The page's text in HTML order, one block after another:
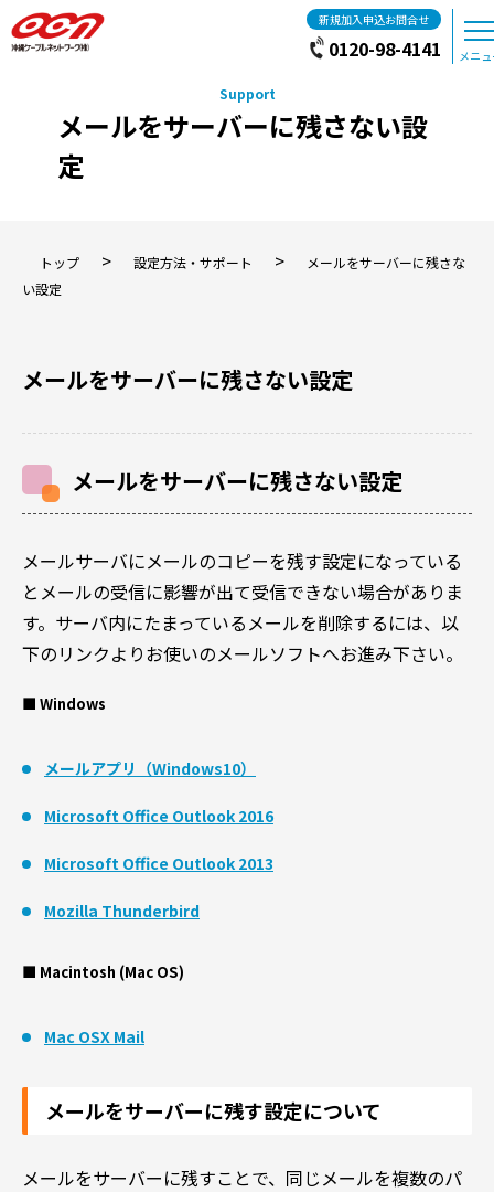
新規加入申込お問合せ
0120-98-4141 メニ
メールをサーバーに残さない設
定
トップ > 設定方法・サポート >
メールをサーバーに残さな
い設定
メールをサーバーに残さない設定
メールをサーバーに残さない設定
メールサーバにメールのコピーを残す設定になっている
とメールの受信に影響が出て受信できない場合がありま
す。サーバ内にたまっているメールを削除するには、以
下のリンクよりお使いのメールソフトへお進み下さい。
■ Windows
メールアプリ（Windows10）
Microsoft Office Outlook 2016
Microsoft Office Outlook 2013
Mozilla Thunderbird
■ Macintosh (Mac OS)
Mac OSX Mail
メールをサーバーに残す設定について
メールをサーバーに残すことで、同じメールを複数のパ